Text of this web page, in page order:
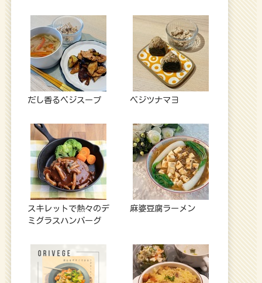
だし香るベジスープ ベジツナマヨ
スキレットで熱々のデ
ミグラスハンバーグ
麻婆豆腐ラーメン